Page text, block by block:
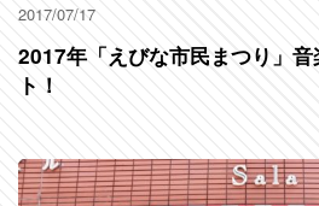
2017/07/17
2017年「えびな市民まつり」
ト！